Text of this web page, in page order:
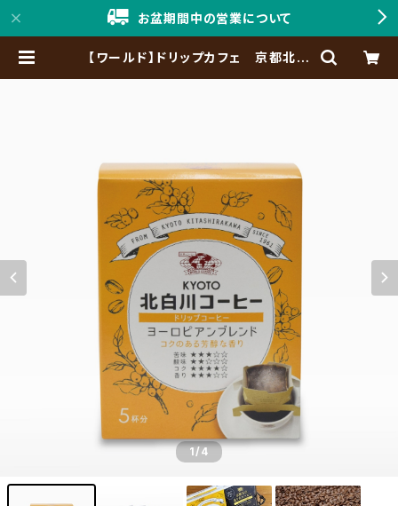
お盆期間中の営業について
【ワールド】ドリップカフェ 京都北白
1/4